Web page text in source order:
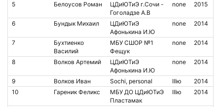
5 Белоусов Роман
ЦДиЮТиЭ г.Сочи -
Гоголадзе А.В
none 2015
6 Бундык Михаил
ЦДиЮТиЭ
Афонькина И.Ю
none 2014
7
Бухтиенко
Василий
МБУ СШОР №1
Фещук
none 2014
8 Волков Артемий
ЦДиЮТиЭ
Афонькина И.Ю
none 2014
9 Волков Иван Sochi, personal IIIю
2014
10
Гареник Феликс
МБУ ДО ЦДиЮТиЭ
Пластамак
IIIю 2014